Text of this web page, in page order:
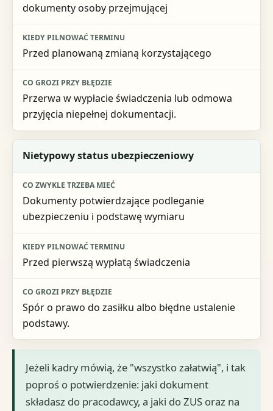
dokumenty osoby przejmującej
Przed planowaną zmianą korzystającego
Przerwa w wypłacie świadczenia lub odmowa
przyjęcia niepełnej dokumentacji.
Nietypowy status ubezpieczeniowy
Dokumenty potwierdzające podleganie
ubezpieczeniu i podstawę wymiaru
Przed pierwszą wypłatą świadczenia
Spór o prawo do zasiłku albo błędne ustalenie
podstawy.
Jeżeli kadry mówią, że "wszystko załatwią", i tak
poproś o potwierdzenie: jaki dokument
składasz do pracodawcy, a jaki do ZUS oraz na